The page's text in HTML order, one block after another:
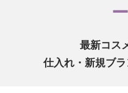
最新コス
仕入れ・新規ブ